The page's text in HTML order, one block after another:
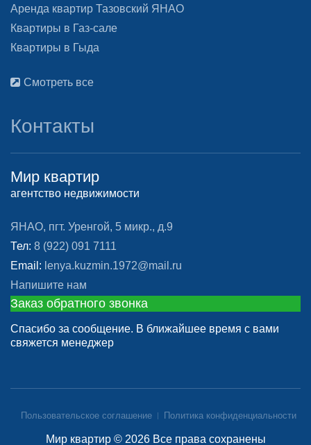
Аренда квартир Тазовский ЯНАО
Квартиры в Газ-сале
Квартиры в Гыда
Смотреть все
Контакты
Мир квартир
агентство недвижимости
ЯНАО, пгт. Уренгой, 5 микр., д.9
Тел: 8 (922) 091 7111
Email: lenya.kuzmin.1972@mail.ru
Напишите нам
Заказ обратного звонка
Спасибо за сообщение. В ближайшее время с вами
свяжется менеджер
Пользовательское соглашение Политика конфиденциальности
Мир квартир © 2026 Все права сохранены